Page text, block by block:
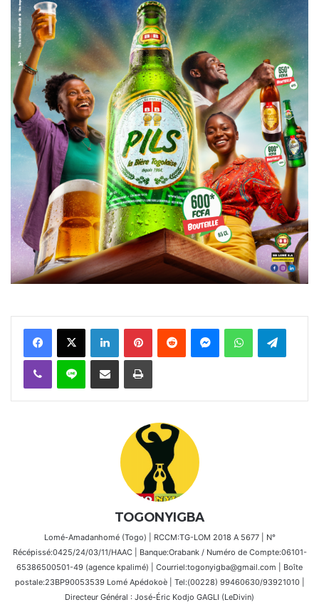
FacebookX Linkedin PinterestReddit MessengerWhatsAppTelegram
Viber Ligne Partager par email Imprimer
TOGONYIGBA
Lomé-Amadanhomé (Togo) | RCCM:TG-LOM 2018 A 5677 | N°
Récépissé:0425/24/03/11/HAAC | Banque:Orabank / Numéro de Compte:06101-
65386500501-49 (agence kpalimé) | Courriel:togonyigba@gmail.com | Boîte
postale:23BP90053539 Lomé Apédokoè | Tel:(00228) 99460630/93921010 |
Directeur Général : José-Éric Kodjo GAGLI (LeDivin)